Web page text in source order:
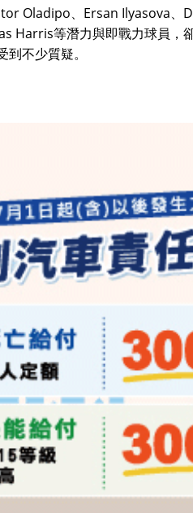
Oladipo、Ersan Ilyasova、
Harris等潛力與即戰力球員，
不少質疑。